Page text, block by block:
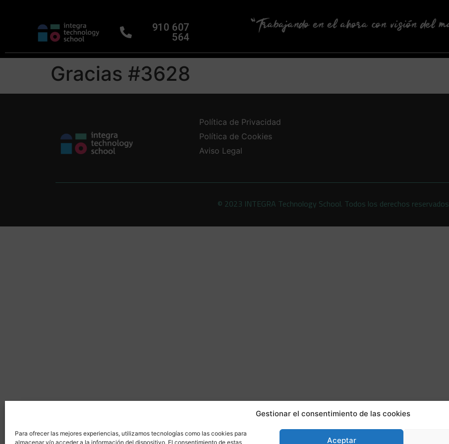
Gestionar el consentimiento de las cookies
Para ofrecer las mejores experiencias, utilizamos tecnologías como las cookies para
almacenar y/o acceder a la información del dispositivo. El consentimiento de estas
Aceptar
910 607
564
Gracias #3628
Política de Privacidad
Política de Cookies
Aviso Legal
© 2023 INTEGRA Technology School. Todos los derechos reservados